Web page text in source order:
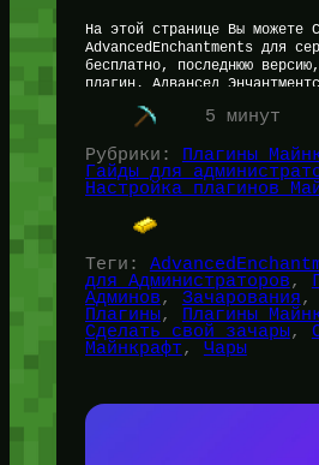
На этой странице Вы можете
AdvancedEnchantments для
бесплатно, последнюю
плагин. Адвансед
создавать свои собственные
вашем сервере Minecraft без
5 минут
Рубрики: Плагины
Гайды для
Настройка плагинов
Теги:
для Администраторов,
Админов, Зачарования,
Плагины, Плагины
Сделать свой зачары,
Майнкрафт, Чары